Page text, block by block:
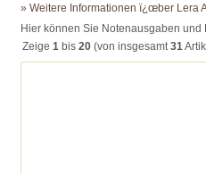
» Weitere Informationen ï¿œber Lera
Hier können Sie Notenausgaben
Zeige 1 bis 20 (von insgesamt31